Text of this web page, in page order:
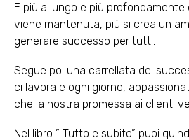
E più a lungo e più
viene mantenuta, più si crea un
generare successo per tutti.
Segue poi una carrellata dei
ci lavora e ogni giorno,
che la nostra promessa ai clienti
Nel libro ” Tutto e subito” puoi